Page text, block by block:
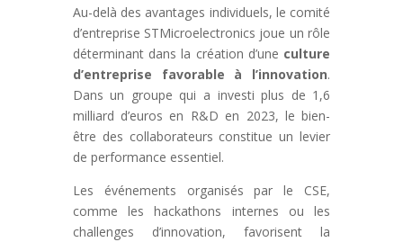
Au-delà des avantages individuels, le comité
d’entreprise STMicroelectronics joue un rôle
déterminant dans la création d’une culture
d’entreprise favorable à l’innovation.
Dans un groupe qui a investi plus de 1,6
milliard d’euros en R&D en 2023, le bien-
être des collaborateurs constitue un levier
de performance essentiel.
Les événements organisés par le CSE,
comme les hackathons internes ou les
challenges d’innovation, favorisent la